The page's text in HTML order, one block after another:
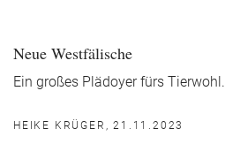
Neue Westfälische
Ein großes Plädoyer fürs Tierwohl.
HEIKE KRÜGER, 21.11.2023